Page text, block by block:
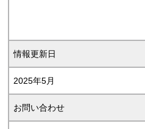
情報更新日
2025年5月
お問い合わせ